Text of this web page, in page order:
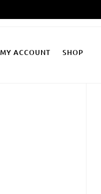
MY ACCOUNT SHOP